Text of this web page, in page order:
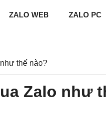
ZALO WEB ZALO PC
thế nào?
Zalo như